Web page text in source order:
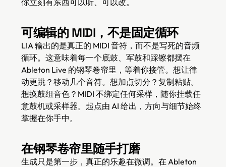
你立刻有东西可以听、可以改。
可编辑的 MIDI，不是固定循环
LIA 输出的是真正的 MIDI 音符，而不是写死的音频
循环。这意味着每一个底鼓、军鼓和踩镲都摆在
Ableton Live 的钢琴卷帘里，等着你接管。想让律
动更跳？移动几个音符。想加点切分？复制粘贴。
想换鼓组音色？MIDI 不绑定任何采样，随你挂载任
意鼓机或采样器。起点由 AI 给出，方向与细节始终
掌握在你手中。
在钢琴卷帘里随手打磨
生成只是第一步，真正的乐趣在微调。在 Ableton